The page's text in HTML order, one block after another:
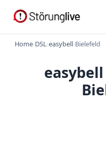
Home›DSL›easybell›Bielefeld